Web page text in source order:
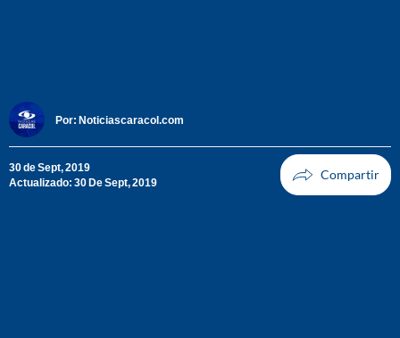
Por: Noticiascaracol.com
30 de Sept, 2019
Actualizado: 30 De Sept, 2019